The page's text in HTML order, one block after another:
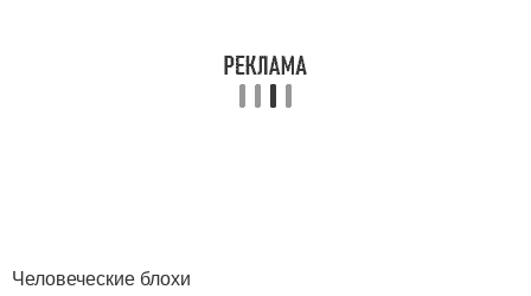
Человеческие блохи